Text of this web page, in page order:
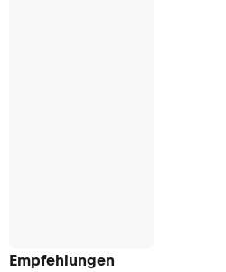
Empfehlungen